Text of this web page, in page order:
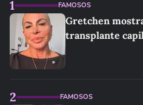
1 FAMOSOS
Gretchen
transplante
2 FAMOSOS